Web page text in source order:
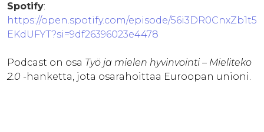
Spotify:
https://open.spotify.com/episode/56i3DR0CnxZb1t5
EKdUFYT?si=9df26396023e4478
Podcast on osa Työ ja mielen hyvinvointi – Mieliteko
2.0 -hanketta, jota osarahoittaa Euroopan unioni.